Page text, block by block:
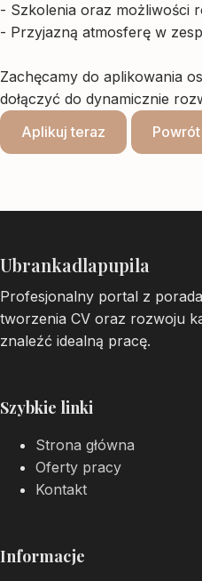
- Szkolenia oraz możliwości
- Przyjazną atmosferę w
Zachęcamy do aplikowania
dołączyć do dynamicznie
Aplikuj teraz
Ubrankadlapupila
Profesjonalny portal z
tworzenia CV oraz rozwoju
znaleźć idealną pracę.
Szybkie linki
Strona główna
Oferty pracy
Kontakt
Informacje